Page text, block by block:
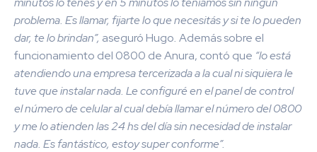
problema. Es llamar, fijarte lo que necesitás y si te lo pueden
dar, te lo brindan”, aseguró Hugo. Además sobre el
funcionamiento del 0800 de Anura, contó que “lo está
atendiendo una empresa tercerizada a la cual ni siquiera le
tuve que instalar nada. Le configuré en el panel de control
el número de celular al cual debía llamar el número del 0800
y me lo atienden las 24 hs del día sin necesidad de instalar
nada. Es fantástico, estoy super conforme”.